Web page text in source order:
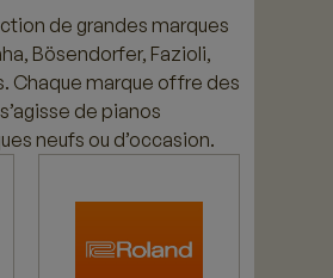
de grandes marques
Bösendorfer, Fazioli,
Chaque marque offre des
de pianos
neufs ou d’occasion.